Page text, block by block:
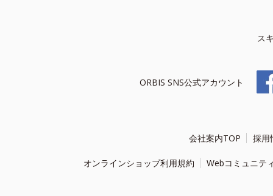
ス
ORBIS SNS公式アカウント
会社案内TOP 採用
オンラインショップ利用規約 Webコミュニテ